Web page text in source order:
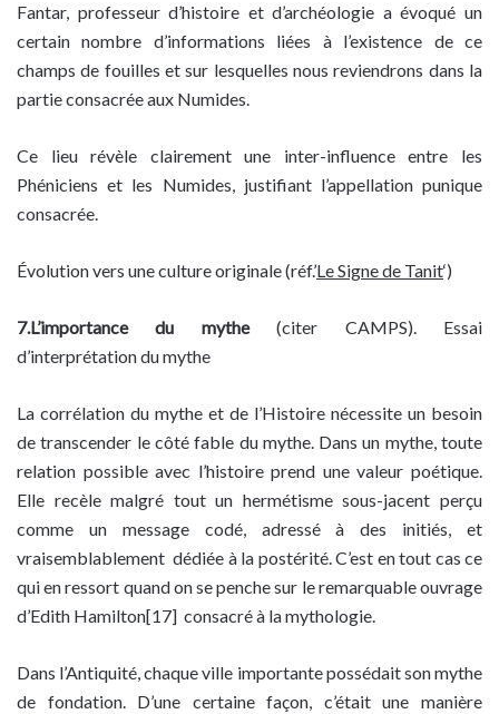
Fantar, professeur d’histoire et d’archéologie a évoqué un
certain nombre d’informations liées à l’existence de ce
champs de fouilles et sur lesquelles nous reviendrons dans la
partie consacrée aux Numides.
Ce lieu révèle clairement une inter-influence entre les
Phéniciens et les Numides, justifiant l’appellation punique
consacrée.
Évolution vers une culture originale (réf.’Le Signe de Tanit‘)
7.L’importance du mythe(citer CAMPS). Essai
d’interprétation du mythe
La corrélation du mythe et de l’Histoire nécessite un besoin
de transcender le côté fable du mythe. Dans un mythe, toute
relation possible avec l’histoire prend une valeur poétique.
Elle recèle malgré tout un hermétisme sous-jacent perçu
comme un message codé, adressé à des initiés, et
vraisemblablement dédiée à la postérité. C’est en tout cas ce
qui en ressort quand on se penche sur le remarquable ouvrage
d’Edith Hamilton[17] consacré à la mythologie.
Dans l’Antiquité, chaque ville importante possédait son mythe
de fondation. D’une certaine façon, c’était une manière